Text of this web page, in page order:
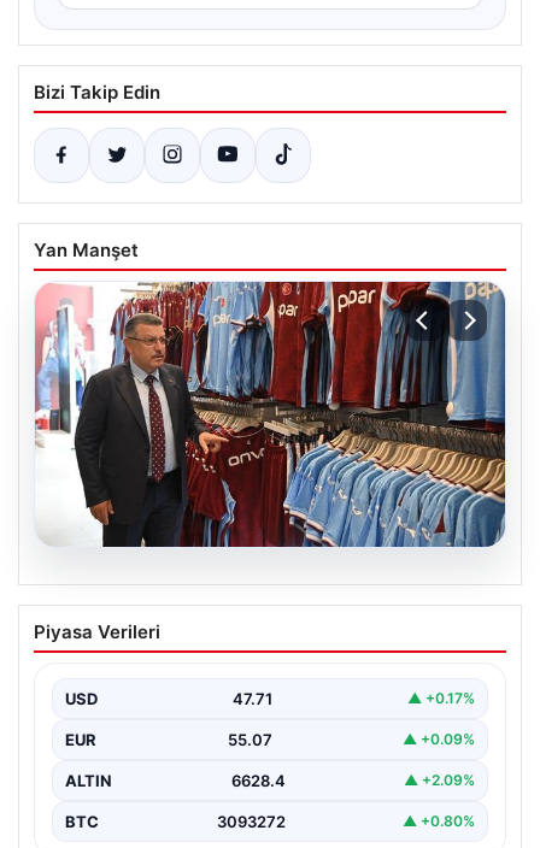
Bizi Takip Edin
Yan Manşet
Ahmet Metin Genç’in forma
kampanyasıyla ilgili belediyeden
Piyasa Verileri
USD 47.71 ▲ +0.17%
EUR 55.07 ▲ +0.09%
ALTIN 6628.4 ▲ +2.09%
BTC 3093272 ▲ +0.80%